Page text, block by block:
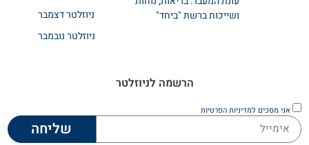
ושייכות ברשת "ביחד"
ניוזלטר דצמבר
ניוזלטר נובמבר
הרשמה לניוזלטר
אני מסכים למדיניות הפרטיות
שליחה